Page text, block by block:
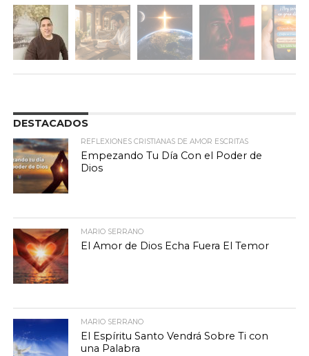
DESTACADOS
REFLEXIONES CRISTIANAS DE AMOR ESCRITAS
Empezando Tu Día Con el Poder de
Dios
MARIO SERRANO
El Amor de Dios Echa Fuera El Temor
MARIO SERRANO
El Espíritu Santo Vendrá Sobre Ti con
una Palabra